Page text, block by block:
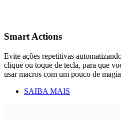
Smart Actions
Evite ações repetitivas
clique ou toque de tecla, para que
usar macros com um pouco de
SAIBA MAIS